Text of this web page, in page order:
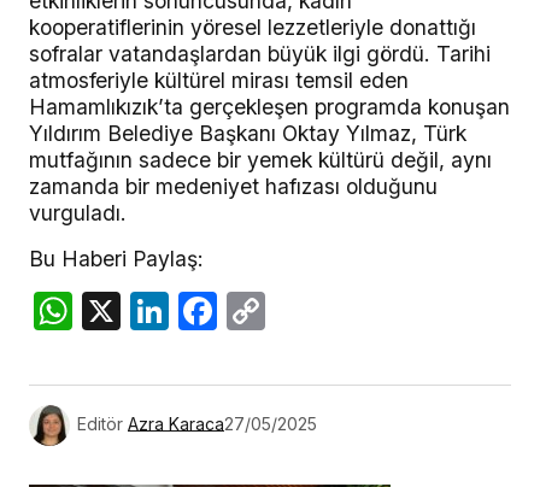
kooperatiflerinin yöresel lezzetleriyle donattığı
sofralar vatandaşlardan büyük ilgi gördü. Tarihi
atmosferiyle kültürel mirası temsil eden
Hamamlıkızık’ta gerçekleşen programda konuşan
Yıldırım Belediye Başkanı Oktay Yılmaz, Türk
mutfağının sadece bir yemek kültürü değil, aynı
zamanda bir medeniyet hafızası olduğunu
vurguladı.
Bu Haberi Paylaş:
WhatsApp
X LinkedIn
Facebook
Editör Azra Karaca27/05/2025